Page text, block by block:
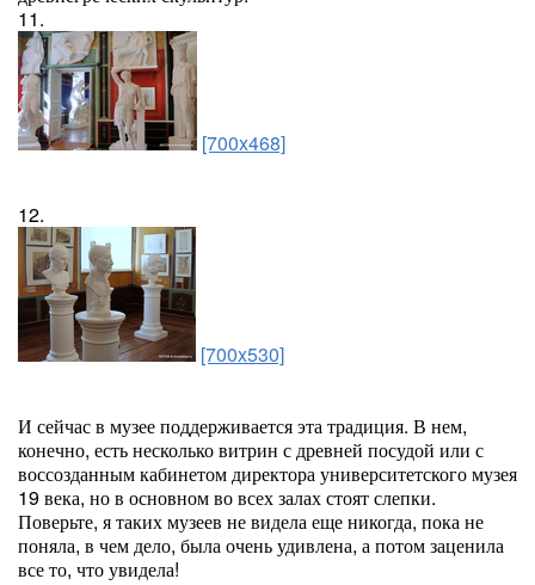
11.
[700x468]
12.
[700x530]
И сейчас в музее поддерживается эта традиция. В нем,
конечно, есть несколько витрин с древней посудой или с
воссозданным кабинетом директора университетского музея
19 века, но в основном во всех залах стоят слепки.
Поверьте, я таких музеев не видела еще никогда, пока не
поняла, в чем дело, была очень удивлена, а потом заценила
все то, что увидела!